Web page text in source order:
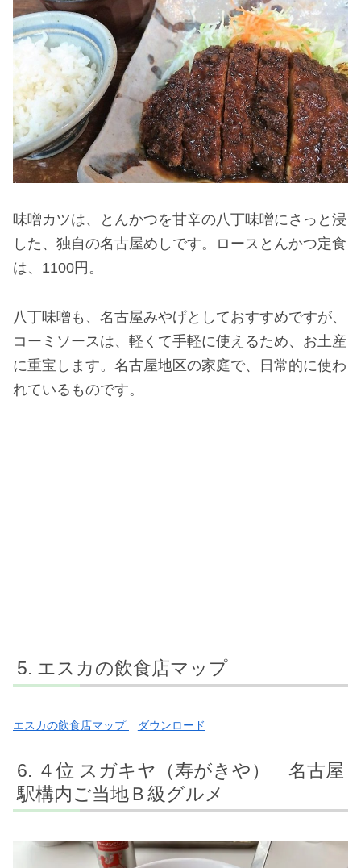
味噌カツは、とんかつを甘辛の八丁味噌にさっと浸
した、独自の名古屋めしです。ロースとんかつ定食
は、1100円。
八丁味噌も、名古屋みやげとしておすすめですが、
コーミソースは、軽くて手軽に使えるため、お土産
に重宝します。名古屋地区の家庭で、日常的に使わ
れているものです。
エスカの飲食店マップ
エスカの飲食店マップ ダウンロード
４位 スガキヤ（寿がきや） 名古屋
駅構内ご当地Ｂ級グルメ